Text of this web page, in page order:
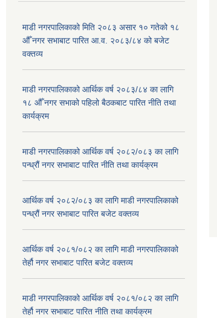
माडी नगरपालिकाको मिति २०८३ असार १० गतेको १८
औँ नगर सभाबाट पारित आ.व. २०८३/८४ को बजेट
वक्तव्य
माडी नगरपालिकाको आर्थिक वर्ष २०८३/८४ का लागि
१८ औँ नगर सभाको पहिलो बैठकबाट पारित नीति तथा
कार्यक्रम
माडी नगरपालिकाको आर्थिक वर्ष २०८२/०८३ का लागि
पन्ध्रौं नगर सभाबाट पारित नीति तथा कार्यक्रम
आर्थिक वर्ष २०८२/०८३ का लागि माडी नगरपालिकाको
पन्ध्रौं नगर सभाबाट पारित बजेट वक्तव्य
आर्थिक वर्ष २०८१/०८२ का लागि माडी नगरपालिकाको
तेर्हौ नगर सभाबाट पारित बजेट वक्तव्य
माडी नगरपालिकाको आर्थिक वर्ष २०८१/०८२ का लागि
तेर्हौ नगर सभाबाट पारित नीति तथा कार्यक्रम